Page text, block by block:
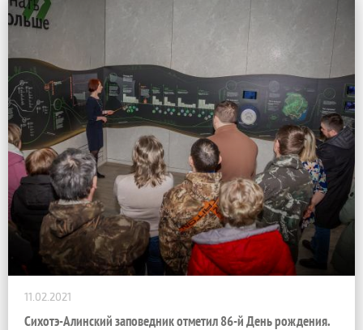
11.02.2021
Сихотэ-Алинский заповедник отметил 86-й День рождения.